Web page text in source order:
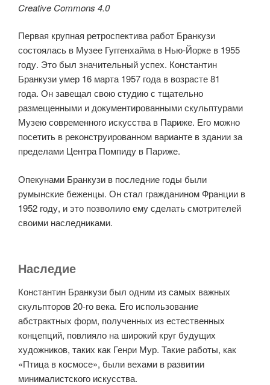
Creative Commons 4.0
Первая крупная ретроспектива работ Бранкузи
состоялась в Музее Гуггенхайма в Нью-Йорке в 1955
году. Это был значительный успех. Константин
Бранкузи умер 16 марта 1957 года в возрасте 81
года. Он завещал свою студию с тщательно
размещенными и документированными скульптурами
Музею современного искусства в Париже. Его можно
посетить в реконструированном варианте в здании за
пределами Центра Помпиду в Париже.
Опекунами Бранкузи в последние годы были
румынские беженцы. Он стал гражданином Франции в
1952 году, и это позволило ему сделать смотрителей
своими наследниками.
Наследие
Константин Бранкузи был одним из самых важных
скульпторов 20-го века. Его использование
абстрактных форм, полученных из естественных
концепций, повлияло на широкий круг будущих
художников, таких как Генри Мур. Такие работы, как
«Птица в космосе», были вехами в развитии
минималистского искусства.